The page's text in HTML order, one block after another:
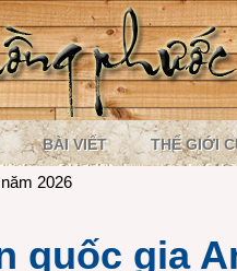
BÀI VIẾT THẾ GIỚI
2026
quốc gia